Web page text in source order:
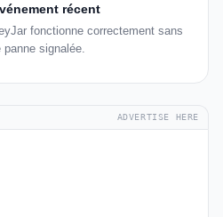
récent
fonctionne correctement sans
panne signalée.
ADVERTISE HERE